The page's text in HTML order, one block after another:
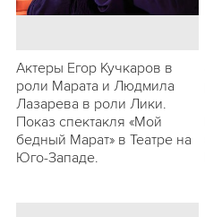
Актеры Егор Кучкаров в
роли Марата и Людмила
Лазарева в роли Лики.
Показ спектакля «Мой
бедный Марат» в Театре на
Юго-Западе.